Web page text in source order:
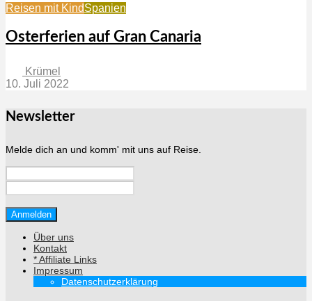
Reisen mit KindSpanien
Osterferien auf Gran Canaria
Krümel
10. Juli 2022
Newsletter
Melde dich an und komm' mit uns auf Reise.
Über uns
Kontakt
* Affiliate Links
Impressum
Datenschutzerklärung